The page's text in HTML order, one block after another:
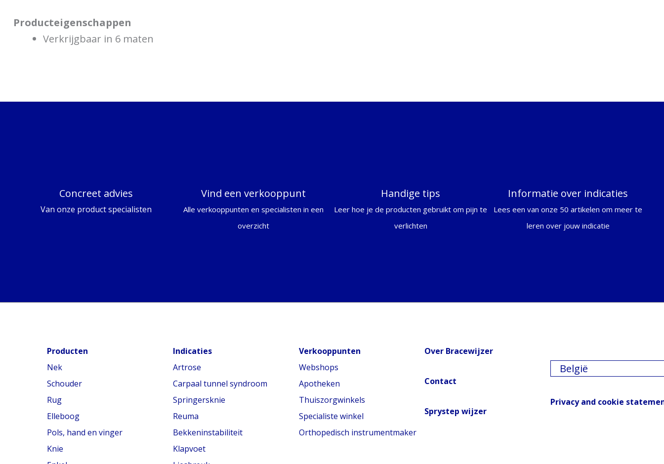
Producteigenschappen
Verkrijgbaar in 6 maten
Concreet advies
Van onze product specialisten
Vind een verkooppunt
Alle verkooppunten en specialisten in een
overzicht
Handige tips
Leer hoe je de producten gebruikt om pijn te
verlichten
Informatie over indicaties
Lees een van onze 50 artikelen om meer te
leren over jouw indicatie
Producten
Nek
Schouder
Rug
Elleboog
Pols, hand en vinger
Knie
Indicaties
Artrose
Carpaal tunnel syndroom
Springersknie
Reuma
Bekkeninstabiliteit
Klapvoet
Verkooppunten
Webshops
Apotheken
Thuiszorgwinkels
Specialiste winkel
Orthopedisch instrumentmaker
Over Bracewijzer
Contact
Sprystep wijzer
België
Privacy and cookie